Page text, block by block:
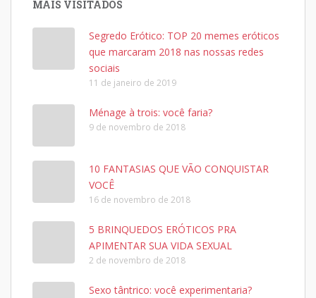
MAIS VISITADOS
Segredo Erótico: TOP 20 memes eróticos
que marcaram 2018 nas nossas redes
sociais
11 de janeiro de 2019
Ménage à trois: você faria?
9 de novembro de 2018
10 FANTASIAS QUE VÃO CONQUISTAR
VOCÊ
16 de novembro de 2018
5 BRINQUEDOS ERÓTICOS PRA
APIMENTAR SUA VIDA SEXUAL
2 de novembro de 2018
Sexo tântrico: você experimentaria?